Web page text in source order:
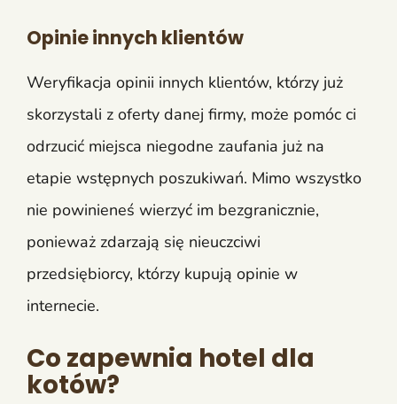
Opinie innych klientów
Weryfikacja opinii innych klientów, którzy już
skorzystali z oferty danej firmy, może pomóc ci
odrzucić miejsca niegodne zaufania już na
etapie wstępnych poszukiwań. Mimo wszystko
nie powinieneś wierzyć im bezgranicznie,
ponieważ zdarzają się nieuczciwi
przedsiębiorcy, którzy kupują opinie w
internecie.
Co zapewnia hotel dla
kotów?